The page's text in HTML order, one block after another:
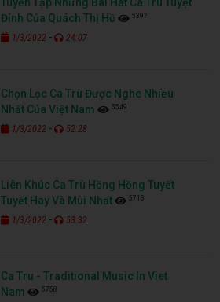
Tuyển Tập Những Bài Hát Ca Trù Tuyệt
Đỉnh Của Quách Thị Hồ
5397
1/3/2022 - 24:07
Chọn Lọc Ca Trù Được Nghe Nhiều
Nhất Của Việt Nam
5549
1/3/2022 - 52:28
Liên Khúc Ca Trù Hồng Hồng Tuyết
Tuyết Hay Và Mùi Nhất
5718
1/3/2022 - 53:32
Ca Tru - Traditional Music In Viet
Nam
5758